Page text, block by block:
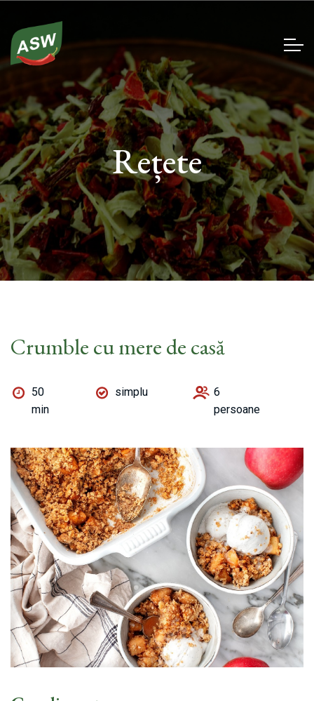
Rețete
Crumble cu mere de casă
50
min
simplu
6
persoane